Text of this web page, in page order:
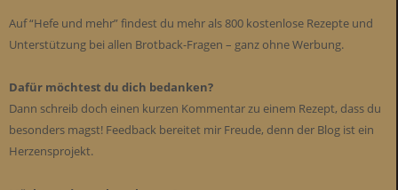
Auf “Hefe und mehr” findest du mehr als 800 kostenlose Rezepte und
Unterstützung bei allen Brotback-Fragen – ganz ohne Werbung.
Dafür möchtest du dich bedanken?
Dann schreib doch einen kurzen Kommentar zu einem Rezept, dass du
besonders magst! Feedback bereitet mir Freude, denn der Blog ist ein
Herzensprojekt.